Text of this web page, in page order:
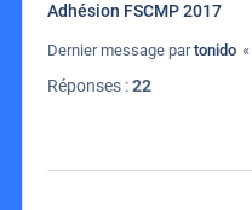
Adhésion FSCMP 2017
Dernier message partonido «
Réponses :22